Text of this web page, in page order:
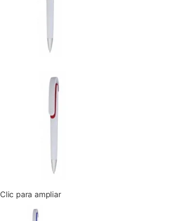
Clic para ampliar